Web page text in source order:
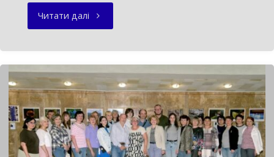
Читати далі "З
–
В
ЛІТО"